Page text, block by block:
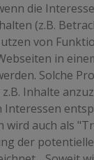
die
(z.B.
von
in
Solche
Inhalte
wird auch als
der